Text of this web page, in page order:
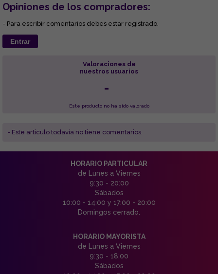
Opiniones de los compradores:
- Para escribir comentarios debes estar registrado.
Entrar
Valoraciones de
nuestros usuarios
-
Este producto no ha sido valorado
- Este articulo todavía no tiene comentarios.
HORARIO PARTICULAR
de Lunes a Viernes
9:30 - 20:00
Sábados
10:00 - 14:00 y 17:00 - 20:00
Domingos cerrado.
HORARIO MAYORISTA
de Lunes a Viernes
9:30 - 18:00
Sábados